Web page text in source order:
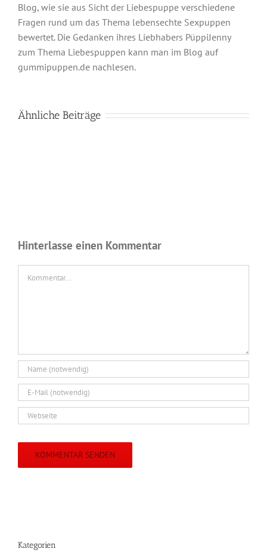
Blog, wie sie aus Sicht der Liebespuppe verschiedene
Fragen rund um das Thema lebensechte Sexpuppen
bewertet. Die Gedanken ihres Liebhabers PüppiJenny
zum Thema Liebespuppen kann man im Blog auf
gummipuppen.de nachlesen.
Ähnliche Beiträge
Hinterlasse einen Kommentar
Kategorien